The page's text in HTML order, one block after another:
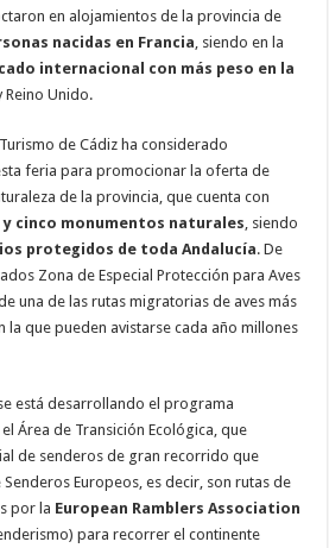
en alojamientos de la provincia de
nacidas en Francia, siendo en la
internacional con más peso en la
Reino Unido.
de Cádiz ha considerado
feria para promocionar la oferta de
de la provincia, que cuenta con
cinco monumentos naturales, siendo
protegidos de toda Andalucía. De
Zona de Especial Protección para Aves
una de las rutas migratorias de aves más
la que pueden avistarse cada año millones
está desarrollando el programa
Área de Transición Ecológica, que
de senderos de gran recorrido que
Europeos, es decir, son rutas de
por la European Ramblers Association
para recorrer el continente